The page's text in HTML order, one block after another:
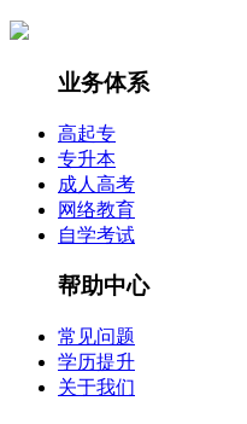
业务体系
高起专
专升本
成人高考
网络教育
自学考试
帮助中心
常见问题
学历提升
关于我们